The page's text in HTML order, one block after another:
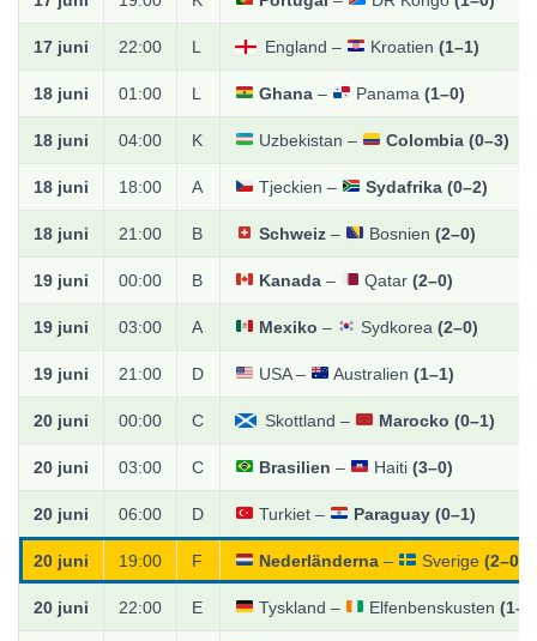
17 juni 22:00 L England – Kroatien(1–1)
18 juni 01:00 L Ghana– Panama (1–0)
18 juni 04:00 K Uzbekistan – Colombia (0–3)
18 juni 18:00 A Tjeckien – Sydafrika (0–2)
18 juni 21:00 B Schweiz– Bosnien (2–0)
19 juni 00:00 B Kanada– Qatar (2–0)
19 juni 03:00 A Mexiko – Sydkorea (2–0)
19 juni 21:00 D USA – Australien (1–1)
20 juni 00:00 C Skottland – Marocko (0–1)
20 juni 03:00 C Brasilien – Haiti (3–0)
20 juni 06:00 D Turkiet – Paraguay (0–1)
20 juni 19:00 F Nederländerna– Sverige (2–0)
20 juni 22:00 E Tyskland – Elfenbenskusten